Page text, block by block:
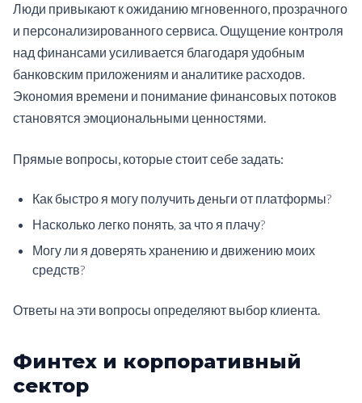
Люди привыкают к ожиданию мгновенного, прозрачного
и персонализированного сервиса. Ощущение контроля
над финансами усиливается благодаря удобным
банковским приложениям и аналитике расходов.
Экономия времени и понимание финансовых потоков
становятся эмоциональными ценностями.
Прямые вопросы, которые стоит себе задать:
Как быстро я могу получить деньги от платформы?
Насколько легко понять, за что я плачу?
Могу ли я доверять хранению и движению моих
средств?
Ответы на эти вопросы определяют выбор клиента.
Финтех и корпоративный
сектор